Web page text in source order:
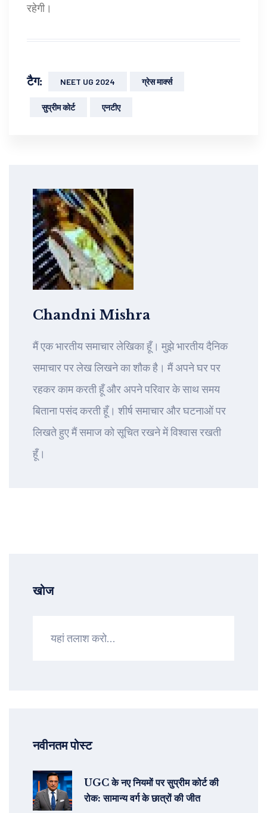
रहेगी।
टैग: NEET UG 2024 ग्रेस मार्क्स
सुप्रीम कोर्ट एनटीए
Chandni Mishra
मैं एक भारतीय समाचार लेखिका हूँ। मुझे भारतीय दैनिक
समाचार पर लेख लिखने का शौक है। मैं अपने घर पर
रहकर काम करती हूँ और अपने परिवार के साथ समय
बिताना पसंद करती हूँ। शीर्ष समाचार और घटनाओं पर
लिखते हुए मैं समाज को सूचित रखने में विश्वास रखती
हूँ।
खोज
नवीनतम पोस्ट
UGC के नए नियमों पर सुप्रीम कोर्ट की
रोक: सामान्य वर्ग के छात्रों की जीत